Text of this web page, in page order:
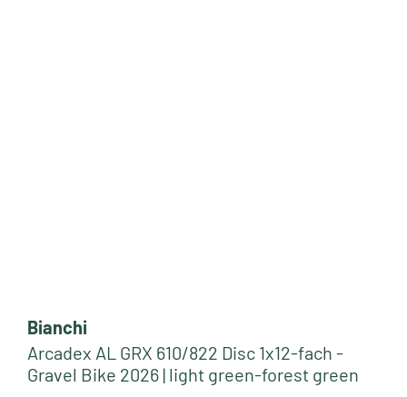
Bianchi
Arcadex AL GRX 610/822 Disc 1x12-fach -
Gravel Bike 2026 | light green-forest green